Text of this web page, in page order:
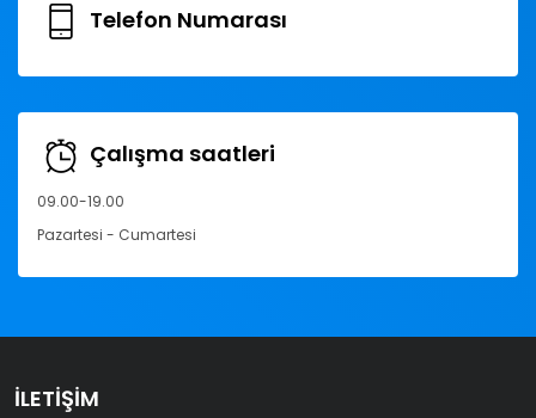
Telefon Numarası
Çalışma saatleri
09.00-19.00
Pazartesi - Cumartesi
İLETIŞIM